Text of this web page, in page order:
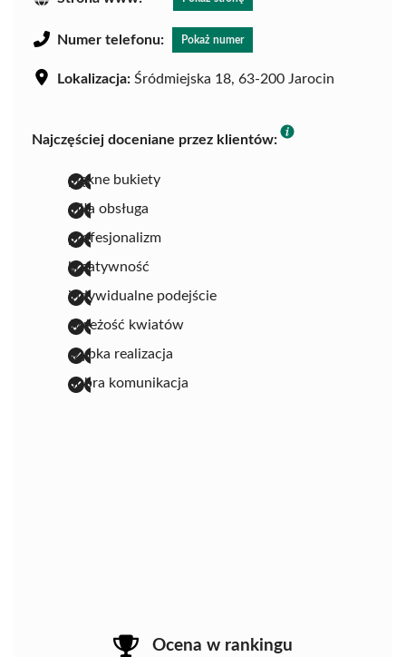
Numer telefonu: Pokaż numer
Lokalizacja: Śródmiejska 18, 63-200 Jarocin
Najczęściej doceniane przez klientów:
piękne bukiety
miła obsługa
profesjonalizm
kreatywność
indywidualne podejście
świeżość kwiatów
szybka realizacja
dobra komunikacja
Ocena w rankingu